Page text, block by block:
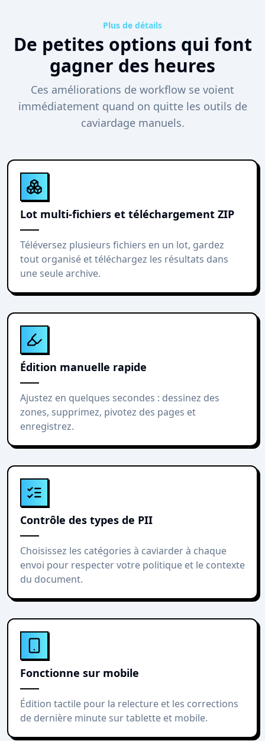
Plus de détails
De petites options qui font
gagner des heures
Ces améliorations de workflow se voient
immédiatement quand on quitte les outils de
caviardage manuels.
Lot multi-fichiers et téléchargement ZIP
Téléversez plusieurs fichiers en un lot, gardez
tout organisé et téléchargez les résultats dans
une seule archive.
Édition manuelle rapide
Ajustez en quelques secondes : dessinez des
zones, supprimez, pivotez des pages et
enregistrez.
Contrôle des types de PII
Choisissez les catégories à caviarder à chaque
envoi pour respecter votre politique et le contexte
du document.
Fonctionne sur mobile
Édition tactile pour la relecture et les corrections
de dernière minute sur tablette et mobile.